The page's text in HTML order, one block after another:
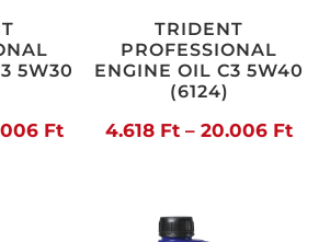
5W30
FtÁrtartomány:
TRIDENT
PROFESSIONAL
ENGINE OIL C3 5W40
(6124)
4.618 Ft – 20.006 Ft